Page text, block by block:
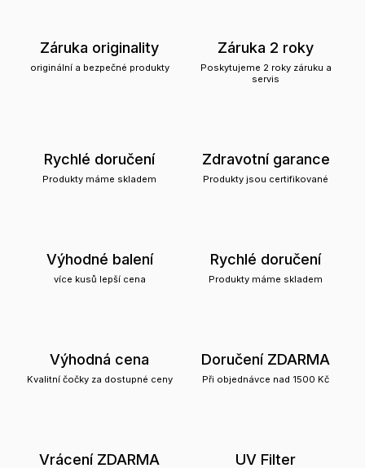
Záruka originality
originální a bezpečné produkty
Záruka 2 roky
Poskytujeme 2 roky záruku a
servis
Rychlé doručení
Produkty máme skladem
Zdravotní garance
Produkty jsou certifikované
Výhodné balení
více kusů lepší cena
Rychlé doručení
Produkty máme skladem
Výhodná cena
Kvalitní čočky za dostupné ceny
Doručení ZDARMA
Při objednávce nad 1500 Kč
Vrácení ZDARMA UV Filter